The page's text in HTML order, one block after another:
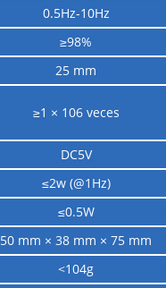
0.5Hz-10Hz
≥98%
25 mm
≥1 × 106 veces
DC5V
≤2w (@1Hz)
≤0.5W
50 mm × 38 mm × 75 mm
<104g